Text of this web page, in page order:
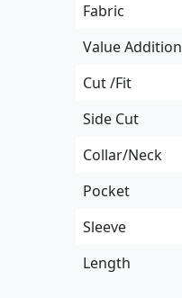
Fabric
Value Addition
Cut /Fit
Side Cut
Collar/Neck
Pocket
Sleeve
Length